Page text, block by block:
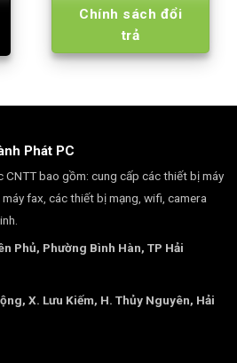
Chính sách đổi
trả
Phát PC
CNTT bao gồm: cung cấp các thiết bị máy
fax, các thiết bị mạng, wifi, camera
Phủ, Phường Bình Hàn, TP Hải
X. Lưu Kiếm, H. Thủy Nguyên, Hải